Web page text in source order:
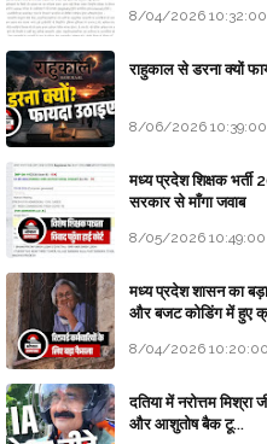
8/04/2026 10:32:00
राहुकाल से डरना क्यों
8/06/2026 10:39:00
मध्य प्रदेश शिक्षक भर्ती
सरकार से माँगा जवाब
8/05/2026 10:49:00
मध्य प्रदेश शासन का
और बजट कोडिंग में हुए
8/04/2026
दतिया में नरोत्तम मिश्रा
और आशुतोष बैक टू...